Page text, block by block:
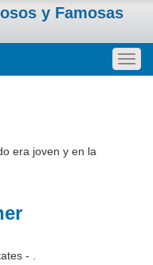
y Famosas
era joven y en la
- .